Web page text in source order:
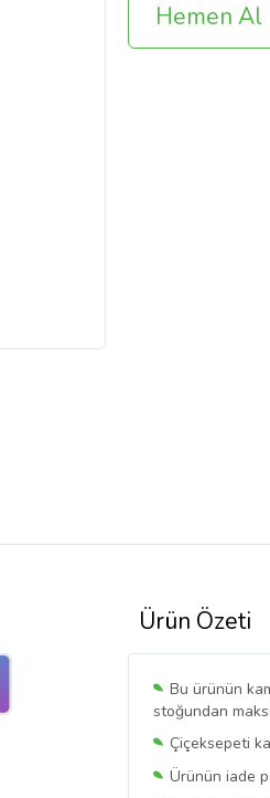
Hemen Al
Ürün Özeti
Bu ürünün
stoğundan
Çiçeksepeti
Ürünün iade